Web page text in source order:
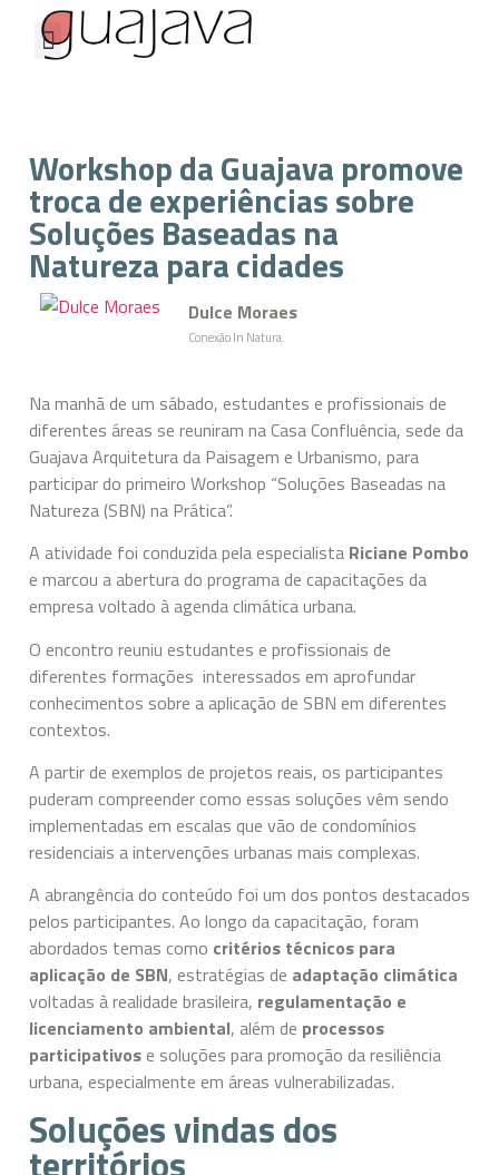
Workshop da Guajava promove
troca de experiências sobre
Soluções Baseadas na
Natureza para cidades
Dulce Moraes
Conexão In Natura.
Na manhã de um sábado, estudantes e profissionais de
diferentes áreas se reuniram na Casa Confluência, sede da
Guajava Arquitetura da Paisagem e Urbanismo, para
participar do primeiro Workshop “Soluções Baseadas na
Natureza (SBN) na Prática”.
A atividade foi conduzida pela especialista Riciane Pombo
e marcou a abertura do programa de capacitações da
empresa voltado à agenda climática urbana.
O encontro reuniu estudantes e profissionais de
diferentes formações interessados em aprofundar
conhecimentos sobre a aplicação de SBN em diferentes
contextos.
A partir de exemplos de projetos reais, os participantes
puderam compreender como essas soluções vêm sendo
implementadas em escalas que vão de condomínios
residenciais a intervenções urbanas mais complexas.
A abrangência do conteúdo foi um dos pontos destacados
pelos participantes. Ao longo da capacitação, foram
abordados temas como critérios técnicos para
aplicação de SBN, estratégias de adaptação climática
voltadas à realidade brasileira, regulamentação e
licenciamento ambiental, além de processos
participativose soluções para promoção da resiliência
urbana, especialmente em áreas vulnerabilizadas.
Soluções vindas dos